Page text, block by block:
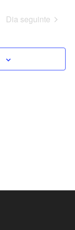
e
de
Dia seguinte